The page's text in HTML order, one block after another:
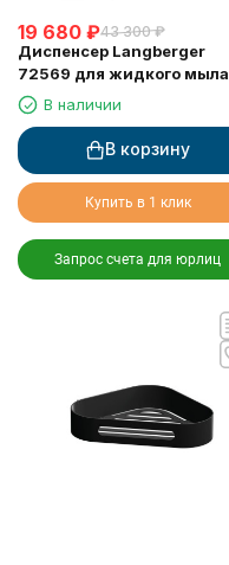
19 680 ₽43 300 ₽
Диспенсер Langberger
72569 для жидкого мыла
хромированный к стене
круглый 300 мл
В наличии
В корзину
Купить в 1 клик
Запрос счета для юрлиц